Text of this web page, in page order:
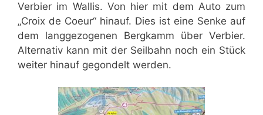
Verbier im Wallis. Von hier mit dem Auto zum
„Croix de Coeur“ hinauf. Dies ist eine Senke auf
dem langgezogenen Bergkamm über Verbier.
Alternativ kann mit der Seilbahn noch ein Stück
weiter hinauf gegondelt werden.